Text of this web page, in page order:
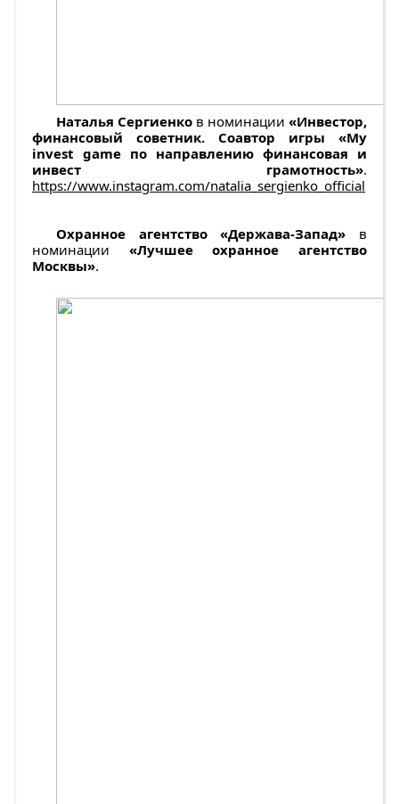
Наталья Сергиенко в номинации «Инвестор,
финансовый советник. Соавтор игры «Мy
invest game по направлению финансовая и
инвест грамотность».
https://www.instagram.com/natalia_sergienko_official
Охранное агентство «Держава-Запад» в
номинации «Лучшее охранное агентство
Москвы».